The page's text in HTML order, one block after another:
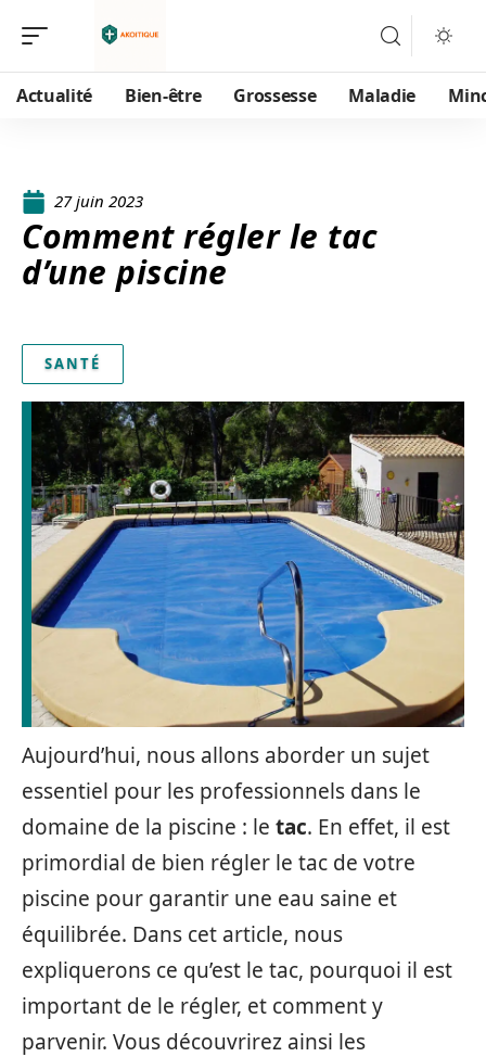
Actualité Bien-être Grossesse Maladie
27 juin 2023
Comment régler le tac
d’une piscine
SANTÉ
Aujourd’hui, nous allons aborder un sujet
essentiel pour les professionnels dans le
domaine de la piscine : le tac. En effet, il est
primordial de bien régler le tac de votre
piscine pour garantir une eau saine et
équilibrée. Dans cet article, nous
expliquerons ce qu’est le tac, pourquoi il est
important de le régler, et comment y
parvenir. Vous découvrirez ainsi les